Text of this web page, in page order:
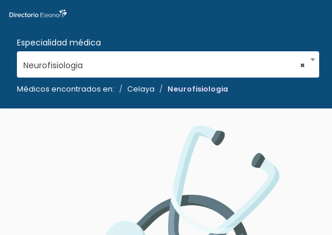
Especialidad médica
×
Neurofisiologia
Médicos encontrados en: Celaya Neurofisiologia